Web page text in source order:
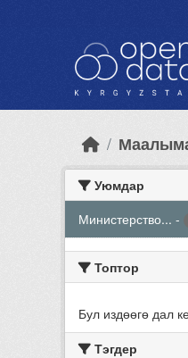
Уюмдар
Министерство... -
Топтор
Бул издөөгө дал
Тэгдер